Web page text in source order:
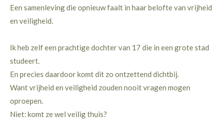
Een samenleving die opnieuw faalt in haar belofte van vrijheid
en veiligheid.
Ik heb zelf een prachtige dochter van 17 die in een grote stad
studeert.
En precies daardoor komt dit zo ontzettend dichtbij.
Want vrijheid en veiligheid zouden nooit vragen mogen
oproepen.
Niet: komt ze wel veilig thuis?